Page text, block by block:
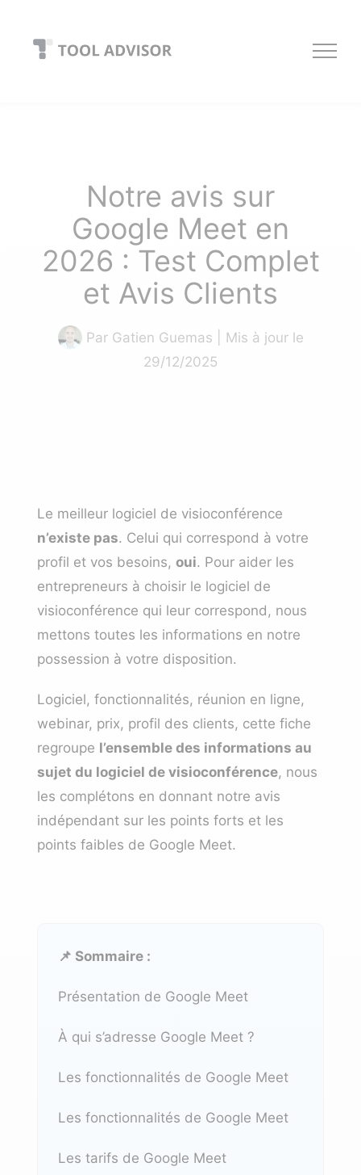
content
Notre avis sur
Google Meet en
2026 : Test Complet
et Avis Clients
Par Gatien Guemas | Mis à jour le
29/12/2025
Le meilleur logiciel de visioconférence
n’existe pas. Celui qui correspond à votre
profil et vos besoins, oui. Pour aider les
entrepreneurs à choisir le logiciel de
visioconférence qui leur correspond, nous
mettons toutes les informations en notre
possession à votre disposition.
Logiciel, fonctionnalités, réunion en ligne,
webinar, prix, profil des clients, cette fiche
regroupe l’ensemble des informations au
sujet du logiciel de visioconférence, nous
les complétons en donnant notre avis
indépendant sur les points forts et les
points faibles de Google Meet.
📌 Sommaire :
Présentation de Google Meet
À qui s’adresse Google Meet ?
Les fonctionnalités de Google Meet
Les fonctionnalités de Google Meet
Les tarifs de Google Meet